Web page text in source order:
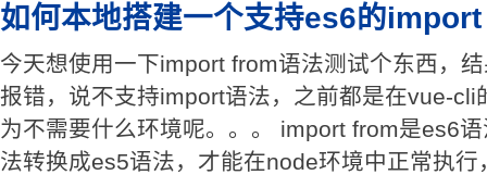
如何本地搭建一个支持es6的
今天想使用一下import from语法测试个东西，
报错，说不支持import语法，之前都是在vue-cli
为不需要什么环境呢。。。 import from是es6
法转换成es5语法，才能在node环境中正常执行